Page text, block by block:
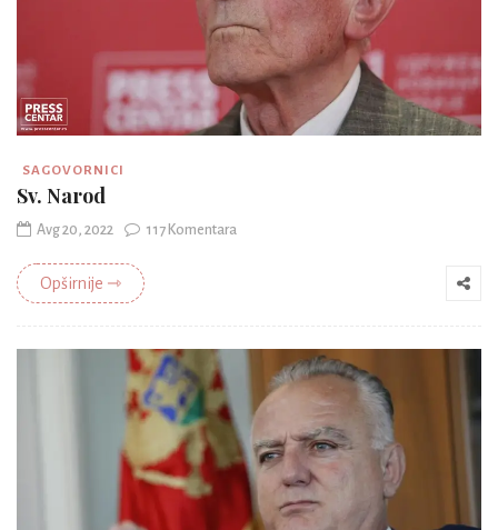
SAGOVORNICI
Sv. Narod
Avg 20, 2022 117 Komentara
Opširnije ⇾